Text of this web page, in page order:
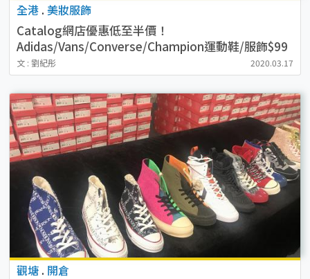
全港 . 美妝服飾
Catalog網店優惠低至半價！
Adidas/Vans/Converse/Champion運動鞋/服飾$99
起
文 : 劉紀彤 2020.03.17
觀塘 . 開倉